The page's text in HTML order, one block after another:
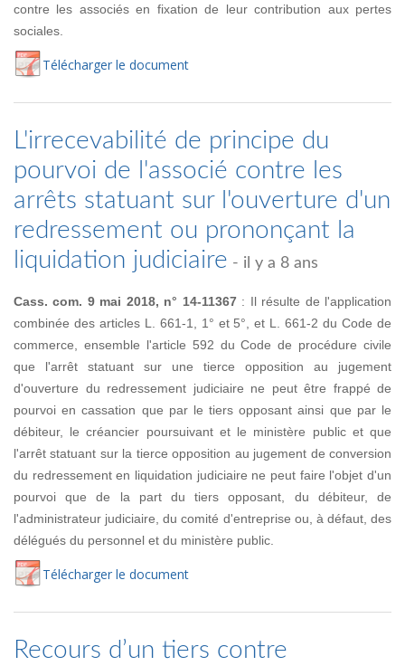
contre les associés en fixation de leur contribution aux pertes
sociales.
Télécharger le document
L'irrecevabilité de principe du
pourvoi de l'associé contre les
arrêts statuant sur l'ouverture d'un
redressement ou prononçant la
liquidation judiciaire - il y a 8 ans
Cass. com. 9 mai 2018, n° 14-11367 : Il résulte de l'application
combinée des articles L. 661-1, 1° et 5°, et L. 661-2 du Code de
commerce, ensemble l'article 592 du Code de procédure civile
que l'arrêt statuant sur une tierce opposition au jugement
d'ouverture du redressement judiciaire ne peut être frappé de
pourvoi en cassation que par le tiers opposant ainsi que par le
débiteur, le créancier poursuivant et le ministère public et que
l'arrêt statuant sur la tierce opposition au jugement de conversion
du redressement en liquidation judiciaire ne peut faire l'objet d'un
pourvoi que de la part du tiers opposant, du débiteur, de
l'administrateur judiciaire, du comité d'entreprise ou, à défaut, des
délégués du personnel et du ministère public.
Télécharger le document
Recours d’un tiers contre